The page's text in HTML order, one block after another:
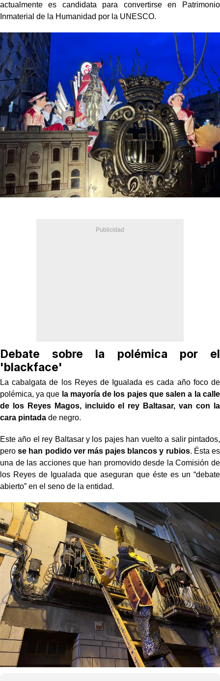
actualmente es candidata para convertirse en Patrimonio
Inmaterial de la Humanidad por la UNESCO.
Debate sobre la polémica por el
'blackface'
La cabalgata de los Reyes de Igualada es cada año foco de
polémica, ya que la mayoría de los pajes que salen a la calle
de los Reyes Magos, incluido el rey Baltasar, van con la
cara pintada de negro.
Este año el rey Baltasar y los pajes han vuelto a salir pintados,
perose han podido ver más pajes blancos y rubios. Ésta es
una de las acciones que han promovido desde la Comisión de
los Reyes de Igualada que aseguran que éste es un “debate
abierto” en el seno de la entidad.